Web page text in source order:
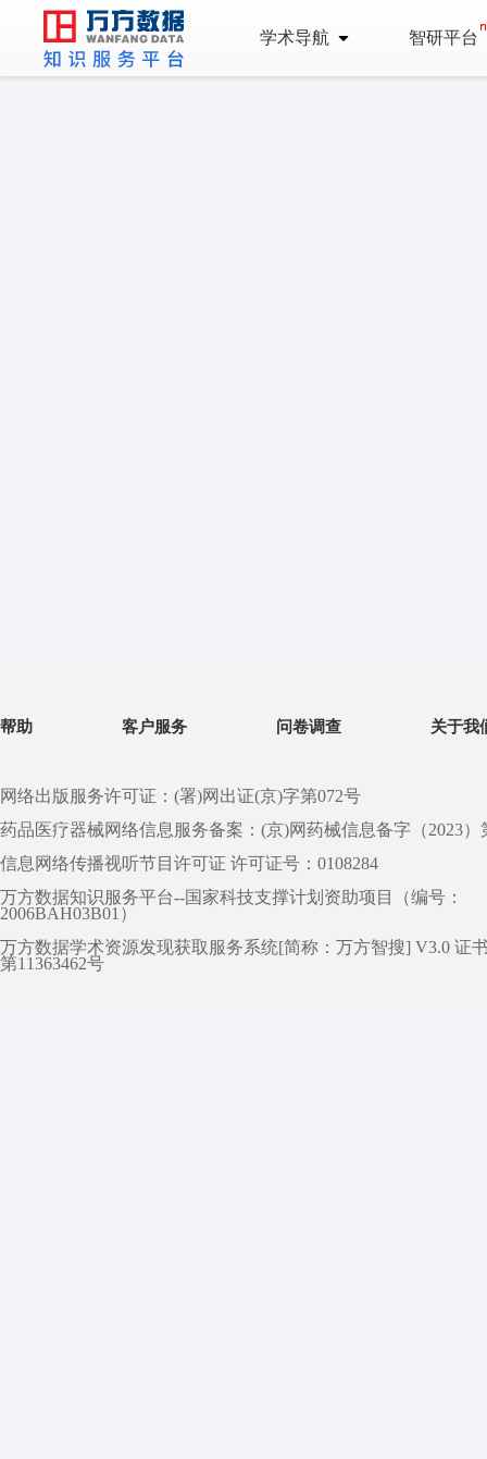
学术导航 智研平台
帮助 客户服务 问卷调查 关于我
网络出版服务许可证：(署)网出证(京)字第072号
药品医疗器械网络信息服务备案：(京)网药械信息备字（2023）
信息网络传播视听节目许可证 许可证号：0108284
万方数据知识服务平台--国家科技支撑计划资助项目（编号：
2006BAH03B01）
万方数据学术资源发现获取服务系统[简称：万方智搜] V3.0 证
第11363462号